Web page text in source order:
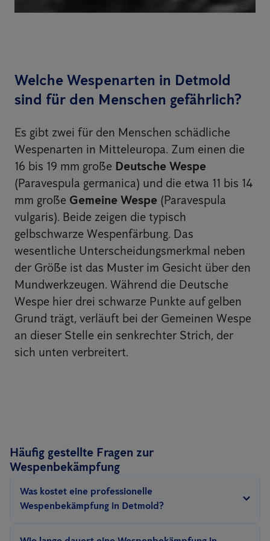
Welche Wespenarten in Detmold
sind für den Menschen gefährlich?
Es gibt zwei für den Menschen schädliche
Wespenarten in Mitteleuropa. Zum einen die
16 bis 19 mm große Deutsche Wespe
(Paravespula germanica) und die etwa 11 bis 14
mm große Gemeine Wespe (Paravespula
vulgaris). Beide zeigen die typisch
gelbschwarze Wespenfärbung. Das
wesentliche Unterscheidungsmerkmal neben
der Größe ist das Muster im Gesicht über den
Mundwerkzeugen. Während die Deutsche
Wespe hier drei schwarze Punkte auf gelben
Grund trägt, verläuft bei der Gemeinen Wespe
an dieser Stelle ein senkrechter Strich, der
sich unten verbreitert.
Häufig gestellte Fragen zur
Wespenbekämpfung
Was kostet eine professionelle
Wespenbekämpfung in Detmold?